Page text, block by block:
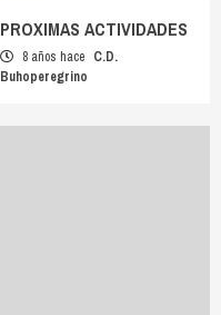
PROXIMAS ACTIVIDADES
8 años hace C.D.
Buhoperegrino